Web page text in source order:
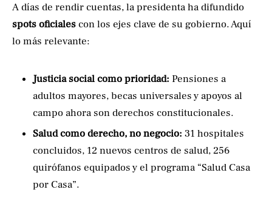
A días de rendir cuentas, la presidenta ha difundido
spots oficialescon los ejes clave de su gobierno. Aquí
lo más relevante:
Justicia social como prioridad: Pensiones a
adultos mayores, becas universales y apoyos al
campo ahora son derechos constitucionales.
Salud como derecho, no negocio: 31 hospitales
concluidos, 12 nuevos centros de salud, 256
quirófanos equipados y el programa “Salud Casa
por Casa”.